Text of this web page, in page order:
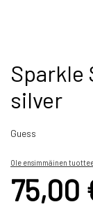
Skip
to
the
beginning
the
gallery
Sparkle
silver
Guess
Ole ensimmäinen
75,00